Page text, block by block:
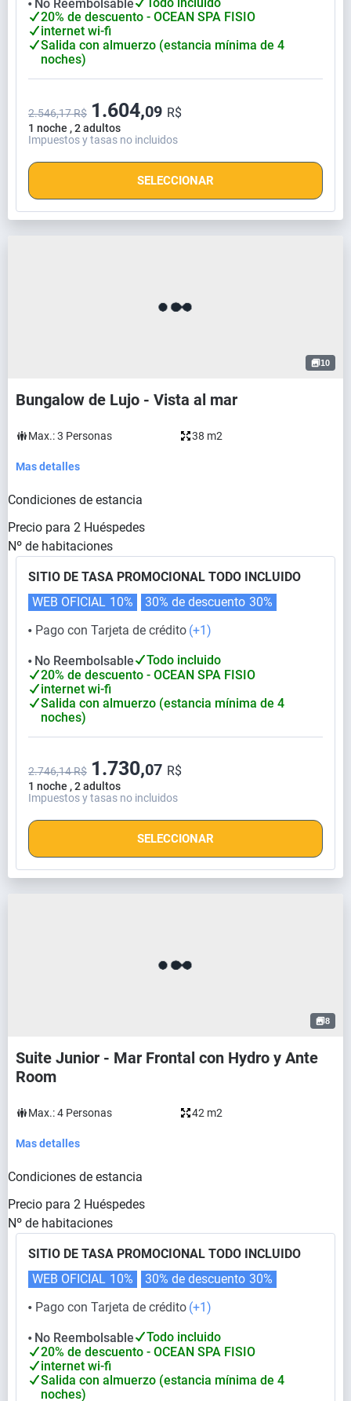
⬤
20% de descuento - OCEAN SPA FISIO
internet wi-fi
Salida con almuerzo (estancia mínima de 4
noches)
1 noche , 2 adultos
2.546,17 R$ 1.604,09 R$
Impuestos y tasas no incluidos
SELECCIONAR
10
Bungalow de Lujo - Vista al mar
Max.:3 Personas 38 m2
Mas detalles
Condiciones de estancia
Precio para 2 Huéspedes
Nº de habitaciones
SITIO DE TASA PROMOCIONAL TODO INCLUIDO
⬤ Pago con Tarjeta de crédito (+1)
WEB OFICIAL 10% 30% de descuento 30%
⬤ No Reembolsable
Todo incluido
20% de descuento - OCEAN SPA FISIO
internet wi-fi
Salida con almuerzo (estancia mínima de 4
noches)
1 noche , 2 adultos
2.746,14 R$ 1.730,07 R$
Impuestos y tasas no incluidos
SELECCIONAR
8
Suite Junior - Mar Frontal con Hydro y Ante
Room
Max.:4 Personas 42 m2
Mas detalles
Condiciones de estancia
Precio para 2 Huéspedes
Nº de habitaciones
SITIO DE TASA PROMOCIONAL TODO INCLUIDO
⬤ Pago con Tarjeta de crédito (+1)
WEB OFICIAL 10% 30% de descuento 30%
⬤ No Reembolsable
Todo incluido
20% de descuento - OCEAN SPA FISIO
internet wi-fi
Salida con almuerzo (estancia mínima de 4
noches)